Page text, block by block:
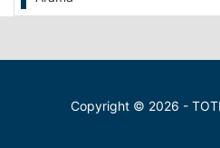
Copyright © 2026 -